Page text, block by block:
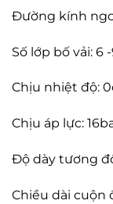
Đường kính
Số lớp bố vải: 6
Chịu nhiệt độ:
Chịu áp lực:
Độ dày tương
Chiều dài cuộn